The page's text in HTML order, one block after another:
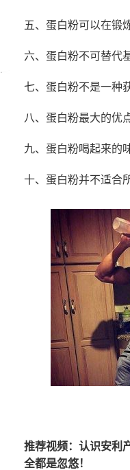
五、蛋白粉可以在锻
六、蛋白粉不可替代
七、蛋白粉不是一种
八、蛋白粉最大的优
九、蛋白粉喝起来的
十、蛋白粉并不适合
推荐视频：认识安利
全都是忽悠！